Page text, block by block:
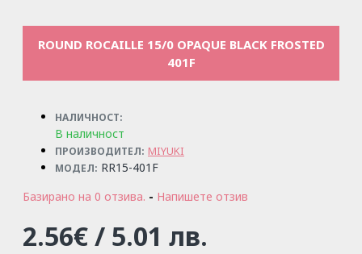
ROUND ROCAILLE 15/0 OPAQUE BLACK FROSTED
401F
НАЛИЧНОСТ:
В наличност
ПРОИЗВОДИТЕЛ: MIYUKI
МОДЕЛ: RR15-401F
Базирано на 0 отзива. - Напишете отзив
2.56€ / 5.01 лв.